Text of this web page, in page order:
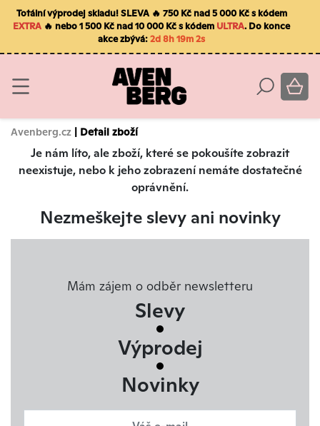
Totální výprodej skladu! SLEVA 🔥 750 Kč nad 5 000 Kč s kódem
EXTRA 🔥 nebo 1 500 Kč nad 10 000 Kč s kódem ULTRA. Do konce
akce zbývá:2d 8h 19m 2s
Avenberg.cz | Detail zboží
Je nám líto, ale zboží, které se pokoušíte zobrazit
neexistuje, nebo k jeho zobrazení nemáte dostatečné
oprávnění.
Nezmeškejte slevy ani novinky
Mám zájem o odběr newsletteru
Slevy
Výprodej
Novinky